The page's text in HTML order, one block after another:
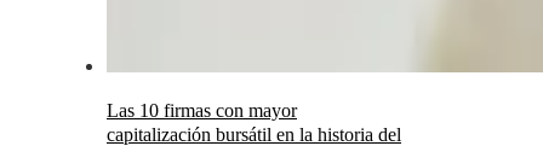
Las 10 firmas con mayor
capitalización bursátil en la historia del